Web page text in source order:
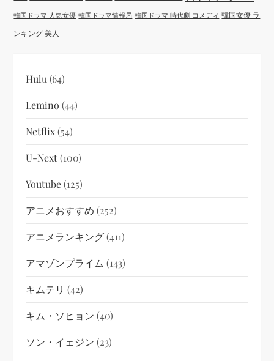
韓国ドラマ 人気女優 韓国ドラマ情報局 韓国ドラマ 時代劇 コメディ 韓国女優 ラ
ンキング 美人
Hulu (64)
Lemino (44)
Netflix(54)
U-Next(100)
Youtube(125)
アニメおすすめ (252)
アニメランキング(411)
アマゾンプライム (143)
キムテリ (42)
キム・ソヒョン (40)
ソン・イェジン (23)